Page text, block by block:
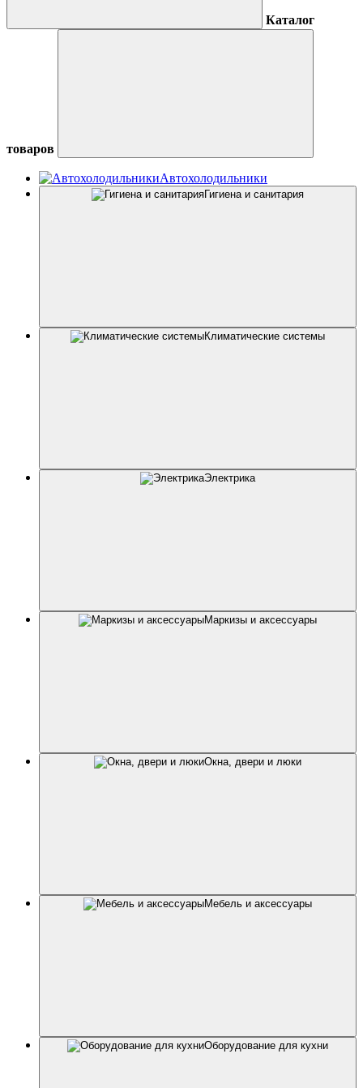
Каталог
товаров
Автохолодильники
Гигиена и санитария
Климатические системы
Электрика
Маркизы и аксессуары
Окна, двери и люки
Мебель и аксессуары
Оборудование для кухни